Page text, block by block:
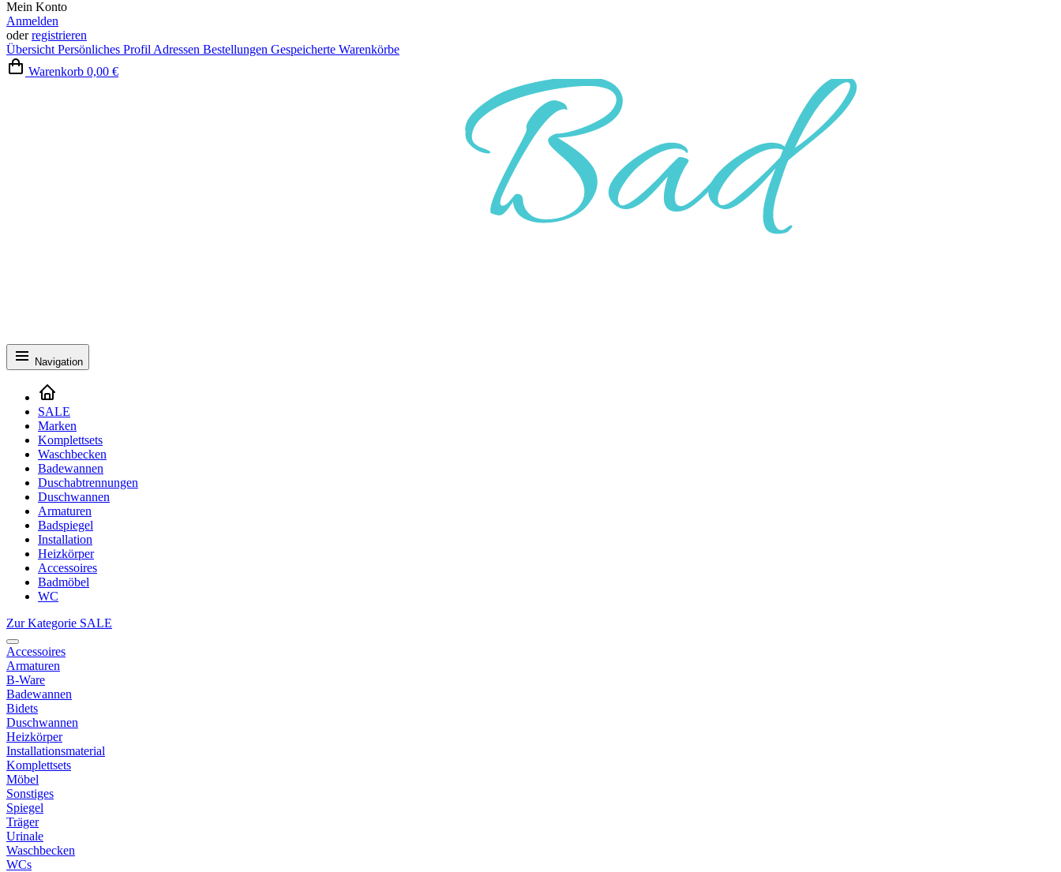
Mein Konto
Anmelden
oderregistrieren
Übersicht Persönliches Profil Adressen Bestellungen Gespeicherte Warenkörbe
Warenkorb 0,00 €
Navigation
SALE
Marken
Komplettsets
Waschbecken
Badewannen
Duschabtrennungen
Duschwannen
Armaturen
Badspiegel
Installation
Heizkörper
Accessoires
Badmöbel
WC
Zur Kategorie SALE
Accessoires
Armaturen
B-Ware
Badewannen
Bidets
Duschwannen
Heizkörper
Installationsmaterial
Komplettsets
Möbel
Sonstiges
Spiegel
Träger
Urinale
Waschbecken
WCs